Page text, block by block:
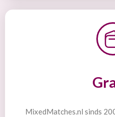
MixedMatches.nl sinds